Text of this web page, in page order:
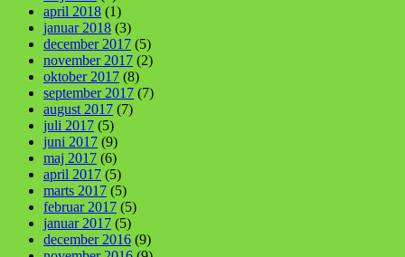
april 2018 (1)
januar 2018 (3)
december 2017 (5)
november 2017 (2)
oktober 2017 (8)
september 2017 (7)
august 2017 (7)
juli 2017 (5)
juni 2017 (9)
maj 2017 (6)
april 2017 (5)
marts 2017 (5)
februar 2017 (5)
januar 2017 (5)
december 2016 (9)